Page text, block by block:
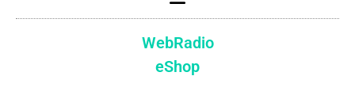
WebRadio
eShop